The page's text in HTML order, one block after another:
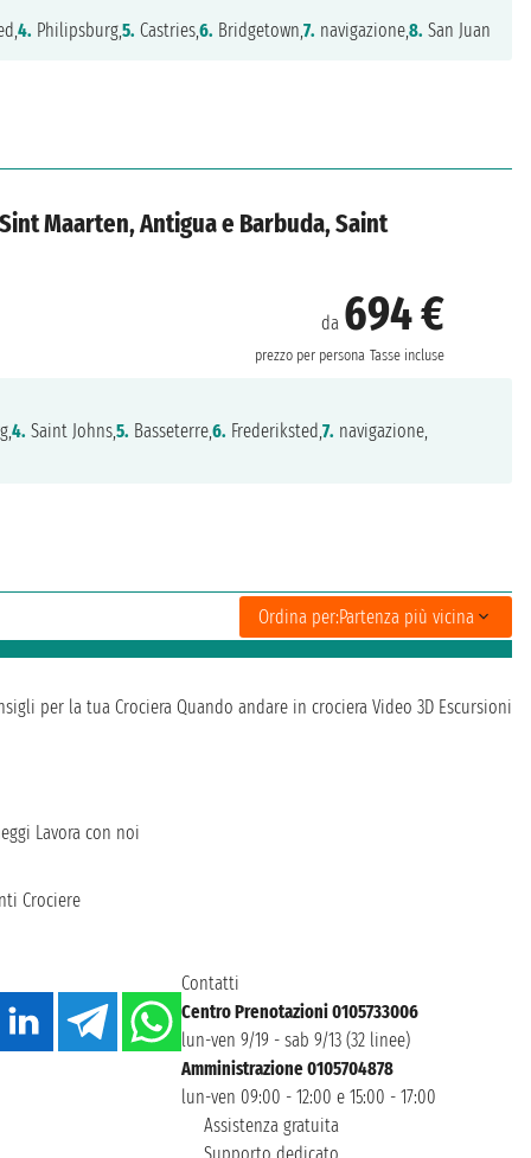
4. Philipsburg,5. Castries,6. Bridgetown,7. navigazione,8. San Juan
Maarten, Antigua e Barbuda, Saint
da 694 €
prezzo per persona Tasse incluse
4. Saint Johns,5. Basseterre,6. Frederiksted,7. navigazione,
Ordina per:Partenza più vicina
per la tua Crociera Quando andare in crociera Video 3D Escursioni
Lavora con noi
Crociere
Contatti
Centro Prenotazioni 0105733006
lun-ven 9/19 - sab 9/13 (32 linee)
Amministrazione 0105704878
lun-ven 09:00 - 12:00 e 15:00 - 17:00
Assistenza gratuita